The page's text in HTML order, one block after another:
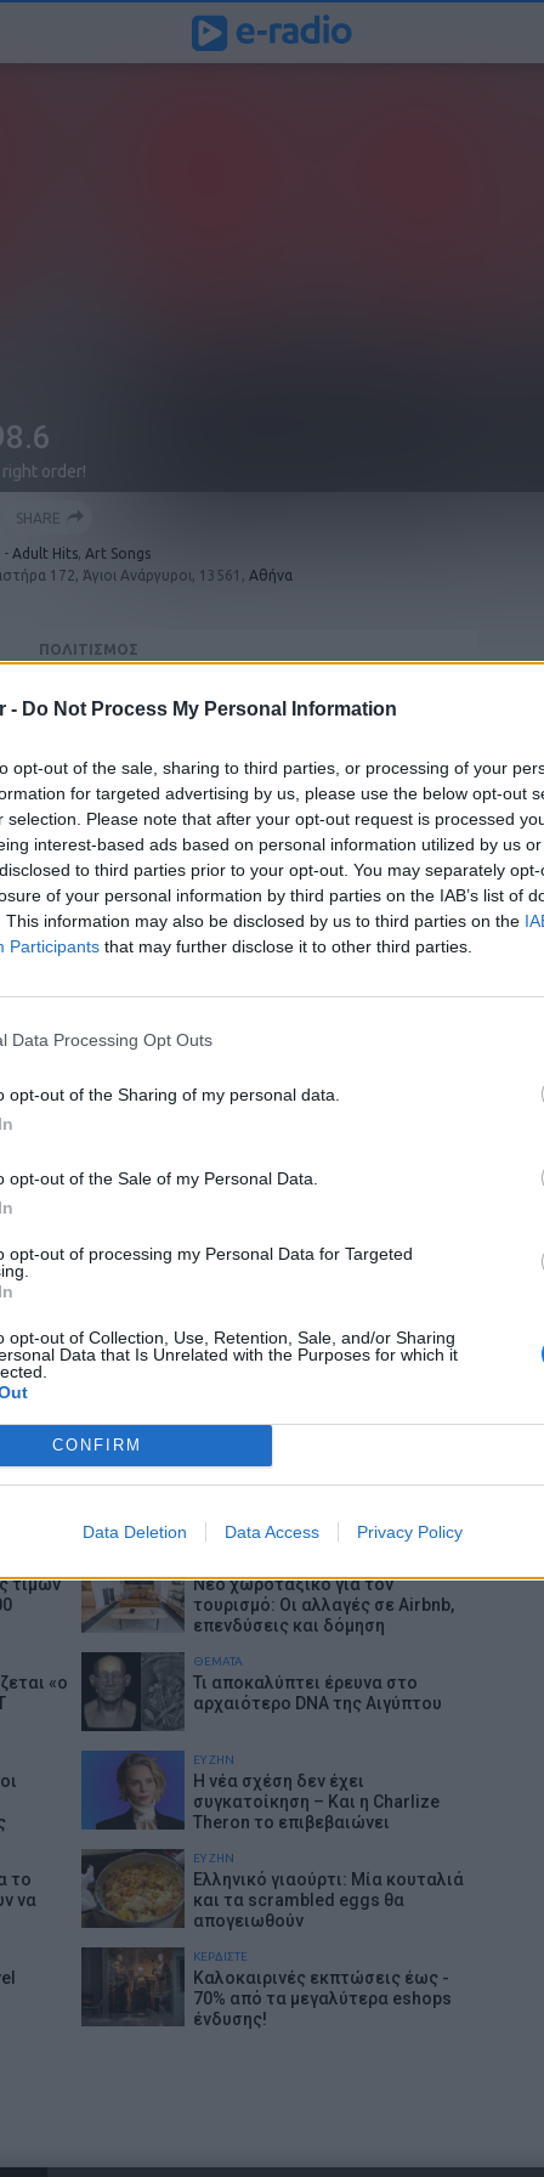
- Do Not Process My Personal Information
opt-out of the sale, sharing to third parties, or processing of your
for targeted advertising by us, please use the below opt-out
selection. Please note that after your opt-out request is processed
interest-based ads based on personal information utilized by us
to third parties prior to your opt-out. You may separately
of your personal information by third parties on the IAB’s list of
This information may also be disclosed by us to third parties on the
Participants that may further disclose it to other third parties.
Data Processing Opt Outs
opt-out of the Sharing of my personal data.
opt-out of the Sale of my Personal Data.
opt-out of processing my Personal Data for Targeted
opt-out of Collection, Use, Retention, Sale, and/or Sharing
Data that Is Unrelated with the Purposes for which it
CONFIRM
Data Deletion Data Access Privacy Policy
order!
SHARE
- Adult Hits, Art Songs
172, Άγιοι Ανάργυροι, 13561, Αθήνα
ΠΟΛΙΤΙΣΜΟΣ
ΕΙΔΗΣΕΙΣ
Πάνω από 45.000 διελεύσεις
Μαζική άφιξη τουριστών από τα
Βαλκάνια
Τα ζώδια σήμερα 8/8: Κάνε κάτι
διαφορετικό
της
«Δεν δεχόμαστε τελεσίγραφα»: Η
Ισπανία
-
ΕΙΔΗΣΕΙΣ
υπάλληλο για του επιτρέψει να
Το κατακόκκινο σπίτι που μοιάζει
- Το
ΘΕΜΑΤΑ
η
του
ΕΙΔΗΣΕΙΣ
Σητεία: Υπό έλεγχο η φωτιά στα
για νέες πυρκαγιές
τιμών
Νέο χωροταξικό για τον
τουρισμό: Οι αλλαγές σε Airbnb,
επενδύσεις και δόμηση
«ο
ΘΕΜΑΤΑ
Τι αποκαλύπτει έρευνα στο
αρχαιότερο DNA της Αιγύπτου
ΕΥ ΖΗΝ
Η νέα σχέση δεν έχει
συγκατοίκηση – Και η Charlize
Theron το επιβεβαιώνει
το
να
ΕΥ ΖΗΝ
Ελληνικό γιαούρτι: Μία κουταλιά
και τα scrambled eggs θα
απογειωθούν
ΚΕΡΔΙΣΤΕ
Καλοκαιρινές εκπτώσεις έως -
70% από τα μεγαλύτερα eshops
ένδυσης!
Στον
απλώς
με
την
Nu-
Never